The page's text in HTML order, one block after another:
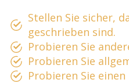
Stellen Sie sicher,
geschrieben sind.
Probieren Sie
Probieren Sie
Probieren Sie